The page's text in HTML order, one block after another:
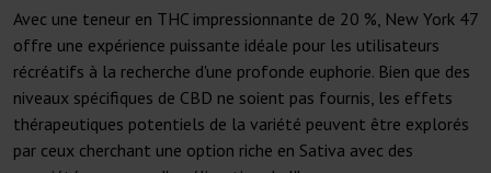
Avec une teneur en THC impressionnante de 20 %, New York 47
offre une expérience puissante idéale pour les utilisateurs
récréatifs à la recherche d'une profonde euphorie. Bien que des
niveaux spécifiques de CBD ne soient pas fournis, les effets
thérapeutiques potentiels de la variété peuvent être explorés
par ceux cherchant une option riche en Sativa avec des